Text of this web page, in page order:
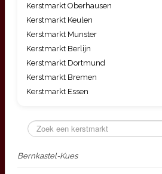
Kerstmarkt Oberhausen
Kerstmarkt Keulen
Kerstmarkt Munster
Kerstmarkt Berlijn
Kerstmarkt Dortmund
Kerstmarkt Bremen
Kerstmarkt Essen
Zoeken...
Bernkastel-Kues